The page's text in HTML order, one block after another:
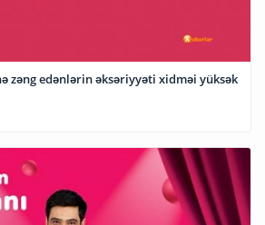
zəng edənlərin əksəriyyəti xidməi yüksək